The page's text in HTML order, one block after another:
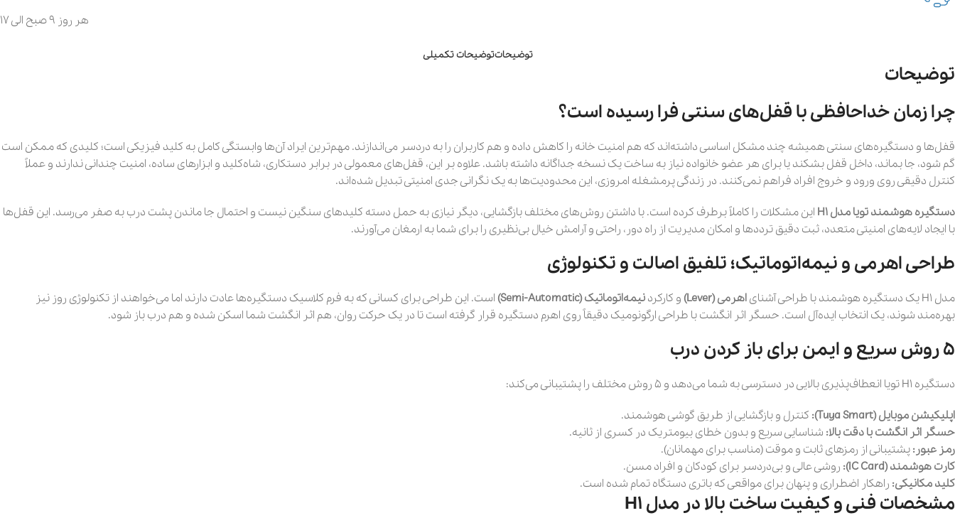
هر روز 9 صبح الی 17
توضیحاتتوضیحات تکمیلی
توضیحات
چرا زمان خداحافظی با قفل‌های سنتی فرا رسیده است؟
قفل‌ها و دستگیره‌های سنتی همیشه چند مشکل اساسی داشته‌اند که هم امنیت خانه را کاهش داده و هم کاربران را به دردسر می‌اندازند. مهم‌ترین ایراد آن‌ها وابستگی کامل به کلید فیزیکی است؛ کلیدی که ممکن است
گم شود، جا بماند، داخل قفل بشکند یا برای هر عضو خانواده نیاز به ساخت یک نسخه جداگانه داشته باشد. علاوه بر این، قفل‌های معمولی در برابر دستکاری، شاه‌کلید و ابزارهای ساده، امنیت چندانی ندارند و عملاً
کنترل دقیقی روی ورود و خروج افراد فراهم نمی‌کنند. در زندگی پرمشغله امروزی، این محدودیت‌ها به یک نگرانی جدی امنیتی تبدیل شده‌اند.
دستگیره هوشمند تویا مدل H1
این مشکلات را کاملاً برطرف کرده است. با داشتن روش‌های مختلف بازگشایی، دیگر نیازی به حمل دسته کلیدهای سنگین نیست و احتمال جا ماندن پشت درب به صفر می‌رسد. این قفل‌ها
با ایجاد لایه‌های امنیتی متعدد، ثبت دقیق ترددها و امکان مدیریت از راه دور، راحتی و آرامش خیال بی‌نظیری را برای شما به ارمغان می‌آورند.
طراحی اهرمی و نیمه‌اتوماتیک؛ تلفیق اصالت و تکنولوژی
مدل H1 یک دستگیره هوشمند با طراحی آشنای اهرمی (Lever) و کارکردنیمه‌اتوماتیک (Semi-Automatic)
است. این طراحی برای کسانی که به فرم کلاسیک دستگیره‌ها عادت دارند اما می‌خواهند از تکنولوژی روز نیز
بهره‌مند شوند، یک انتخاب ایده‌آل است. حسگر اثر انگشت با طراحی ارگونومیک دقیقاً روی اهرم دستگیره قرار گرفته است تا در یک حرکت روان، هم اثر انگشت شما اسکن شده و هم درب باز شود.
۵ روش سریع و ایمن برای باز کردن درب
دستگیره H1 تویا انعطاف‌پذیری بالایی در دسترسی به شما می‌دهد و ۵ روش مختلف را پشتیبانی می‌کند:
اپلیکیشن موبایل (Tuya Smart):
کنترل و بازگشایی از طریق گوشی هوشمند.
حسگر اثر انگشت با دقت بالا: شناسایی سریع و بدون خطای بیومتریک در کسری از ثانیه.
رمز عبور:پشتیبانی از رمزهای ثابت و موقت (مناسب برای مهمانان).
کارت هوشمند (IC Card):
روشی عالی و بی‌دردسر برای کودکان و افراد مسن.
کلید مکانیکی: راهکار اضطراری و پنهان برای مواقعی که باتری دستگاه تمام شده است.
مشخصات فنی و کیفیت ساخت بالا در مدل H1